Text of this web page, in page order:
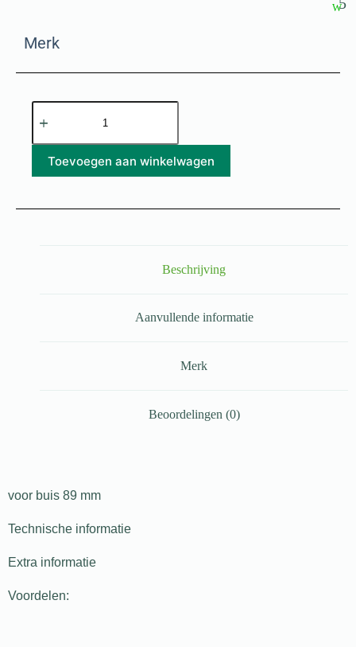
W
Merk
Toevoegen aan winkelwagen
Beschrijving
Aanvullende informatie
Merk
Beoordelingen (0)
voor buis 89 mm
Technische informatie
Extra informatie
Voordelen: